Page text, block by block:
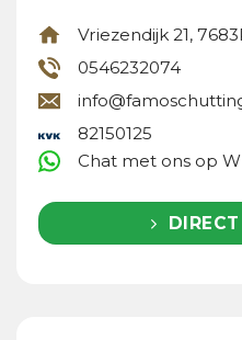
Vriezendijk 21,
0546232074
82150125
Chat met ons op